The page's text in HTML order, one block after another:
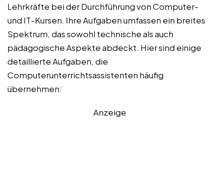
Lehrkräfte bei der Durchführung von Computer-
und IT-Kursen. Ihre Aufgaben umfassen ein breites
Spektrum, das sowohl technische als auch
pädagogische Aspekte abdeckt. Hier sind einige
detaillierte Aufgaben, die
Computerunterrichtsassistenten häufig
übernehmen:
Anzeige